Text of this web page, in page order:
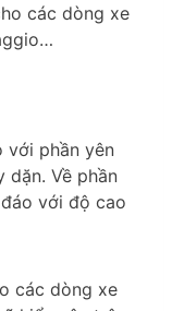
các dòng xe
với phần yên
dặn. Về phần
với độ cao
các dòng xe